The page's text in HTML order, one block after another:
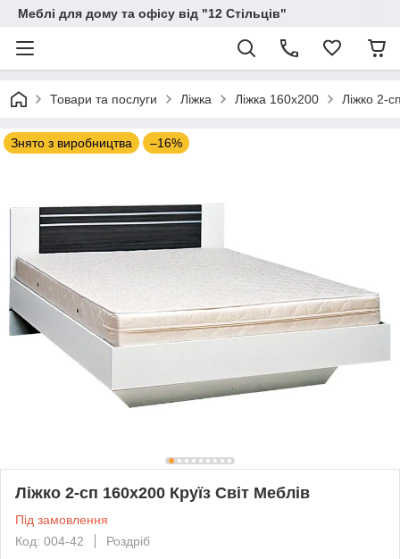
Меблі для дому та офісу від "12 Стільців"
Товари та послуги Ліжка Ліжка 160х200 Ліжко 2-
Знято з виробництва –16%
Ліжко 2-сп 160х200 Круїз Світ Меблів
Під замовлення
Код: 004-42
Роздріб